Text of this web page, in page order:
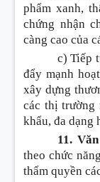
phẩm xanh,
chứng nhận
càng cao của
c) Tiếp
đẩy mạnh
xây dựng
các thị trường
khẩu, đa dạng
11.
theo chức
thẩm quyền